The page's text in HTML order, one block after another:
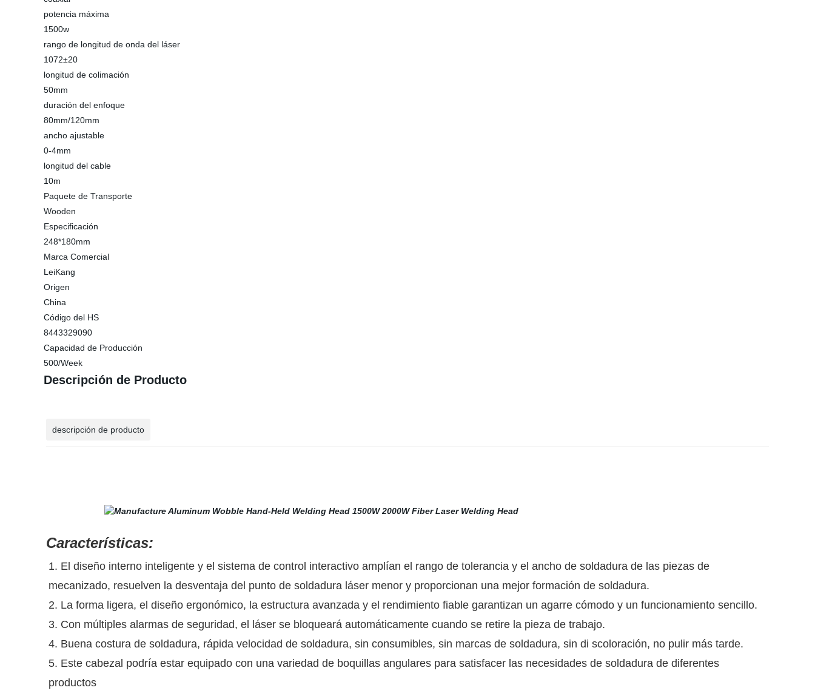
potencia máxima
1500w
rango de longitud de onda del láser
1072±20
longitud de colimación
50mm
duración del enfoque
80mm/120mm
ancho ajustable
0-4mm
longitud del cable
10m
Paquete de Transporte
Wooden
Especificación
248*180mm
Marca Comercial
LeiKang
Origen
China
Código del HS
8443329090
Capacidad de Producción
500/Week
Descripción de Producto
descripción de producto
Características:
1. El diseño interno inteligente y el sistema de control interactivo amplían el rango de tolerancia y el ancho de soldadura de las piezas de
mecanizado, resuelven la desventaja del punto de soldadura láser menor y proporcionan una mejor formación de soldadura.
2. La forma ligera, el diseño ergonómico, la estructura avanzada y el rendimiento fiable garantizan un agarre cómodo y un funcionamiento sencillo.
3. Con múltiples alarmas de seguridad, el láser se bloqueará automáticamente cuando se retire la pieza de trabajo.
4. Buena costura de soldadura, rápida velocidad de soldadura, sin consumibles, sin marcas de soldadura, sin di scoloración, no pulir más tarde.
5. Este cabezal podría estar equipado con una variedad de boquillas angulares para satisfacer las necesidades de soldadura de diferentes
productos